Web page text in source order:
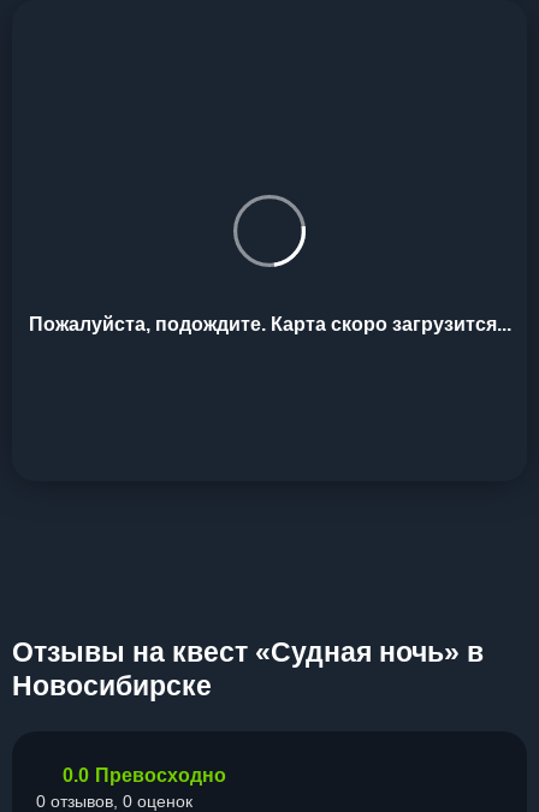
Пожалуйста, подождите. Карта скоро загрузится...
Отзывы на квест «Судная ночь» в
Новосибирске
0.0 Превосходно
0 отзывов, 0 оценок